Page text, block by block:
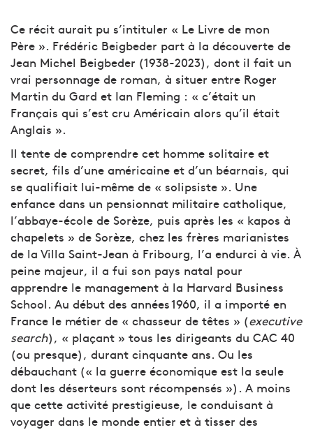
Ce récit aurait pu s’intituler « Le Livre de mon
Père ». Frédéric Beigbeder part à la découverte de
Jean Michel Beigbeder (1938-2023), dont il fait un
vrai personnage de roman, à situer entre Roger
Martin du Gard et Ian Fleming : « c’était un
Français qui s’est cru Américain alors qu’il était
Anglais ».
Il tente de comprendre cet homme solitaire et
secret, fils d’une américaine et d’un béarnais, qui
se qualifiait lui-même de « solipsiste ». Une
enfance dans un pensionnat militaire catholique,
l’abbaye-école de Sorèze, puis après les « kapos à
chapelets » de Sorèze, chez les frères marianistes
de la Villa Saint-Jean à Fribourg, l’a endurci à vie. À
peine majeur, il a fui son pays natal pour
apprendre le management à la Harvard Business
School. Au début des années 1960, il a importé en
France le métier de « chasseur de têtes » (executive
search), « plaçant » tous les dirigeants du CAC 40
(ou presque), durant cinquante ans. Ou les
débauchant (« la guerre économique est la seule
dont les déserteurs sont récompensés »). A moins
que cette activité prestigieuse, le conduisant à
voyager dans le monde entier et à tisser des